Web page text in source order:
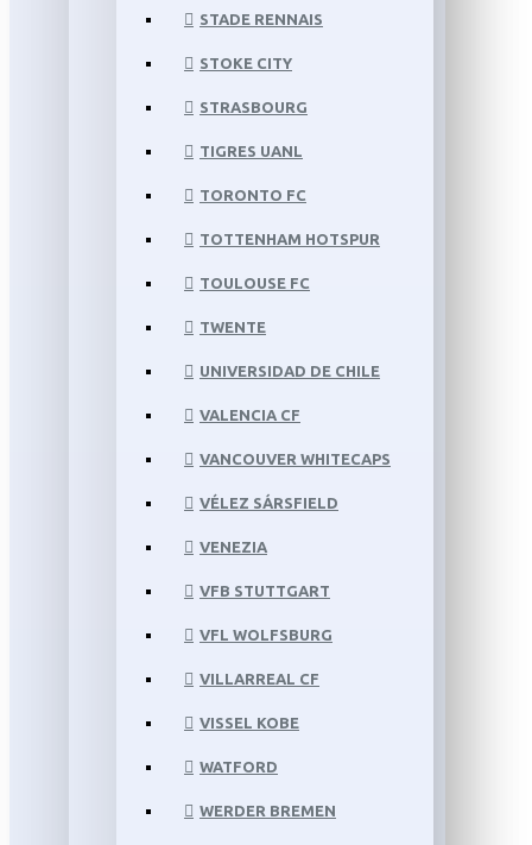
STADE RENNAIS
STOKE CITY
STRASBOURG
TIGRES UANL
TORONTO FC
TOTTENHAM HOTSPUR
TOULOUSE FC
TWENTE
UNIVERSIDAD DE CHILE
VALENCIA CF
VANCOUVER WHITECAPS
VÉLEZ SÁRSFIELD
VENEZIA
VFB STUTTGART
VFL WOLFSBURG
VILLARREAL CF
VISSEL KOBE
WATFORD
WERDER BREMEN